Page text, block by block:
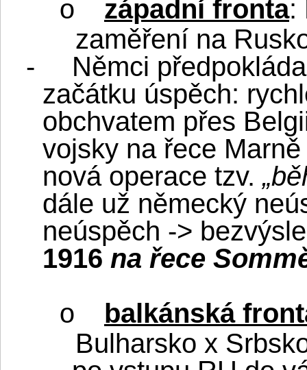
o západní fronta:
zaměření na
-
Němci
začátku úspěch:
obchvatem přes
vojsky na řece
nová operace tzv.
dále už německý
neúspěch ->
1916 na řece
o
balkánská
Bulharsko x